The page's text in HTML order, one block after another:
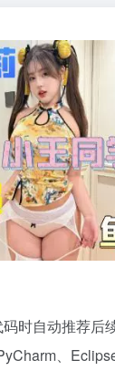
时自动推荐后
、